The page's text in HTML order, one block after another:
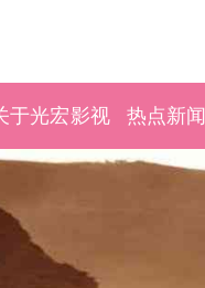
于光宏影视 热点新闻